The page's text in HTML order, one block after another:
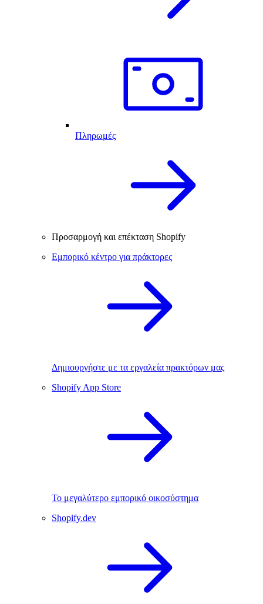
Πληρωμές
Προσαρμογή και επέκταση Shopify
Εμπορικό κέντρο για πράκτορες
Δημιουργήστε με τα εργαλεία πρακτόρων μας
Shopify App Store
Το μεγαλύτερο εμπορικό οικοσύστημα
Shopify.dev